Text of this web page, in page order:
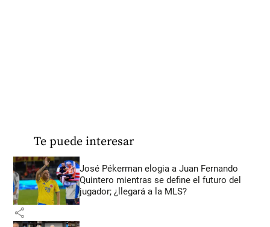
Te puede interesar
José Pékerman elogia a Juan Fernando
Quintero mientras se define el futuro del
jugador; ¿llegará a la MLS?
share